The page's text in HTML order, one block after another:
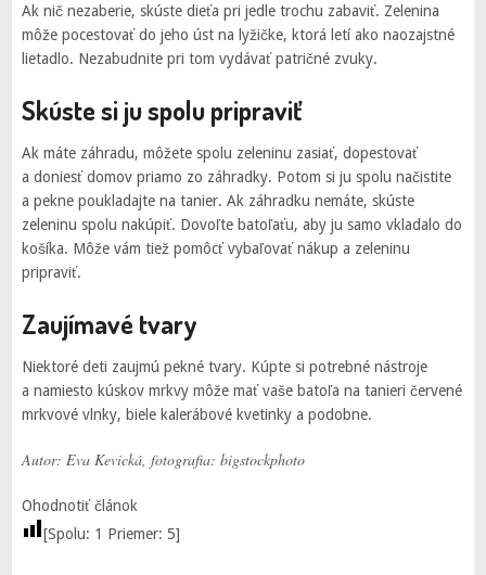
Ak nič nezaberie, skúste dieťa pri jedle trochu zabaviť. Zelenina
môže pocestovať do jeho úst na lyžičke, ktorá letí ako naozajstné
lietadlo. Nezabudnite pri tom vydávať patričné zvuky.
Skúste si ju spolu pripraviť
Ak máte záhradu, môžete spolu zeleninu zasiať, dopestovať
a doniesť domov priamo zo záhradky. Potom si ju spolu načistite
a pekne poukladajte na tanier. Ak záhradku nemáte, skúste
zeleninu spolu nakúpiť. Dovoľte batoľaťu, aby ju samo vkladalo do
košíka. Môže vám tiež pomôcť vybaľovať nákup a zeleninu
pripraviť.
Zaujímavé tvary
Niektoré deti zaujmú pekné tvary. Kúpte si potrebné nástroje
a namiesto kúskov mrkvy môže mať vaše batoľa na tanieri červené
mrkvové vlnky, biele kalerábové kvetinky a podobne.
Autor: Eva Kevická, fotografia: bigstockphoto
Ohodnotiť článok
[Spolu: 1 Priemer: 5]